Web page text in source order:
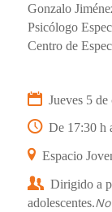
Gonzalo
Psicólogo
Centro de
Jueves 5
De 17:30 h
Espacio
Dirigido a
adolescentes.